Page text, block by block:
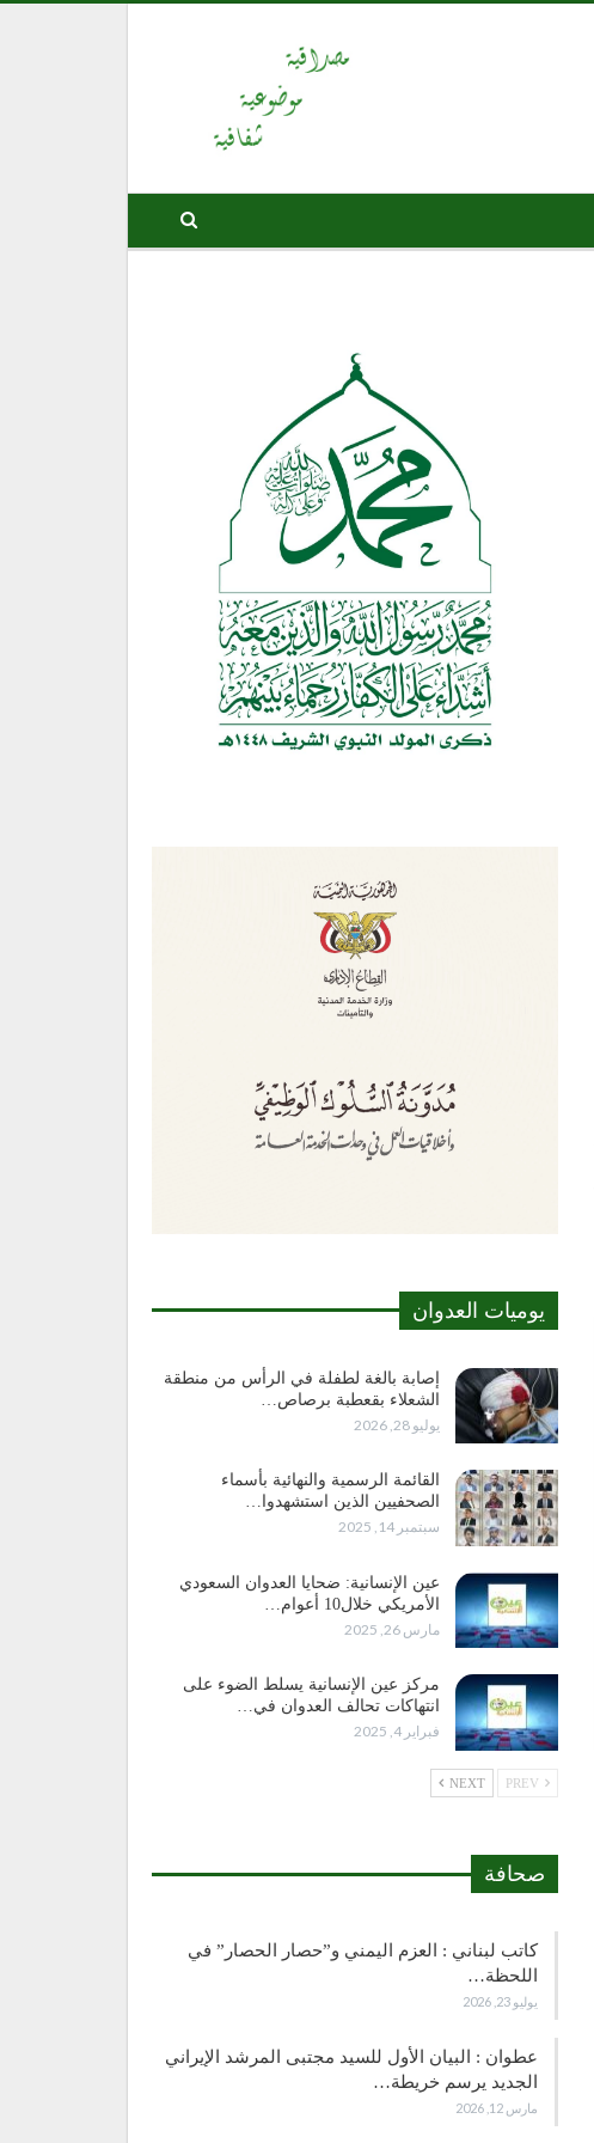
يوميات العدوان
إصابة بالغة لطفلة في الرأس من منطقة
الشعلاء بقعطبة برصاص…
يوليو 28, 2026
القائمة الرسمية والنهائية بأسماء
الصحفيين الذين استشهدوا…
سبتمبر 14, 2025
عين الإنسانية: ضحايا العدوان السعودي
الأمريكي خلال10 أعوام…
مارس 26, 2025
مركز عين الإنسانية يسلط الضوء على
انتهاكات تحالف العدوان في…
فبراير 4, 2025
NEXT
صحافة
كاتب لبناني : العزم اليمني و”حصار الحصار” في
اللحظة…
يوليو 23, 2026
عطوان : البيان الأول للسيد مجتبى المرشد الإيراني
الجديد يرسم خريطة…
مارس 12, 2026